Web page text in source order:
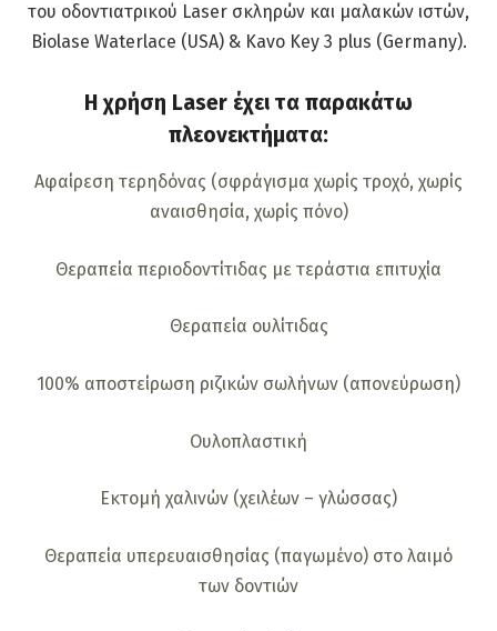
του οδοντιατρικού Laser σκληρών και μαλακών ιστών,
Biolase Waterlace (USA) & Kavo Key 3 plus (Germany).
Η χρήση Laser έχει τα παρακάτω
πλεονεκτήματα:
Αφαίρεση τερηδόνας (σφράγισμα χωρίς τροχό, χωρίς
αναισθησία, χωρίς πόνο)
Θεραπεία περιοδοντίτιδας με τεράστια επιτυχία
Θεραπεία ουλίτιδας
100% αποστείρωση ριζικών σωλήνων (απονεύρωση)
Ουλοπλαστική
Εκτομή χαλινών (χειλέων – γλώσσας)
Θεραπεία υπερευαισθησίας (παγωμένο) στο λαιμό
των δοντιών